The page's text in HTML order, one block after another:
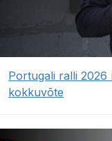
Portugali ralli 2026
kokkuvõte